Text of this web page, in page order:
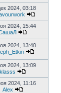
2024, 03:18
2024, 15:44
2024, 13:40
2024, 13:09
klasss
2024, 11:16
Alex